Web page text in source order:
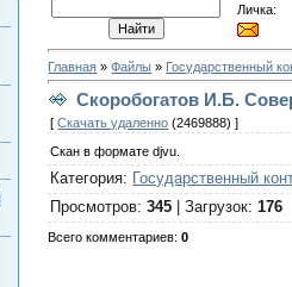
Личка:
Главная »Файлы » Государственный
Скоробогатов И.Б.
[Скачать удаленно (2469888) ]
Скан в формате djvu.
Категория: Государственный
Просмотров:345 |Загрузок:176
Всего комментариев:0